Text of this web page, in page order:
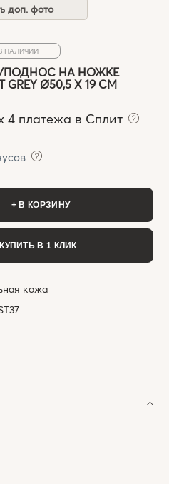
доп. фото
НАЛИЧИИ
НА НОЖКЕ
GREY Ø50,5 Х 19 СМ
4 платежа в Сплит
+ В КОРЗИНУ
КУПИТЬ В 1 КЛИК
кожа